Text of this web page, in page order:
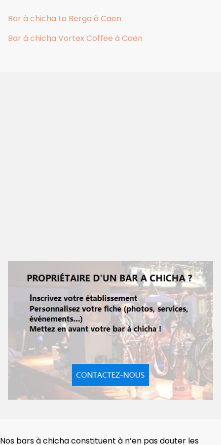
Bar à chicha La Berga à Caen
Bar à chicha Vortex Coffee à Caen
Nos bars à chicha constituent à n’en pas douter les